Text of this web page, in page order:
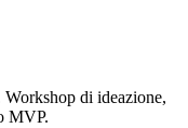
di ideazione,
MVP.